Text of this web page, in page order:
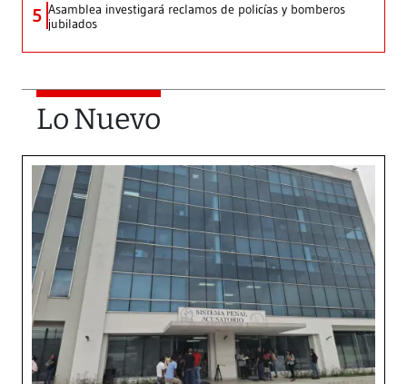
5 Asamblea investigará reclamos de policías y bomberos
jubilados
Lo Nuevo